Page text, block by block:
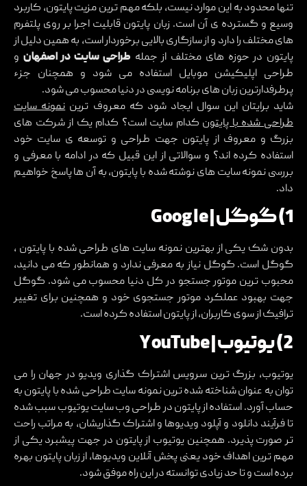
تنها محدود به این موارد نیست، بلکه مهم ترین مزیت پایتون، کاربرد
وسیع و گسترده ی آن است. زبان پایتون قابلیت اجرا بر روی پلتفرم
های مختلف را دارد و از سازگاری بالایی برخوردار است، به همین دلیل از
پایتون در حوزه های مختلف از جمله طراحی سایت در اصفهان و
طراحی اپلیکیشن موبایل استفاده می شود و همچنان جزء
پرطرفدارترین زبان های برنامه نویسی در دنیا محسوب می شود.
شاید برایتان این سوال ایجاد شود که معروف تریننمونه سایت
طراحی شده با پایتون کدام سایت است؟ کدام یک از شرکت های
بزرگ و معروف از پایتون جهت طراحی و توسعه ی سایت خود
استفاده کرده اند؟ و سوالاتی از این قبیل که در ادامه با معرفی و
بررسی نمونه سایت های نوشته شده با پایتون، به آن ها پاسخ خواهیم
داد.
1) گوگل | Google
بدون شک یکی از بهترین نمونه سایت های طراحی شده با پایتون ،
گوگل است. گوگل نیاز به معرفی ندارد و همانطور که می دانید،
محبوب ترین موتور جستجو در کل دنیا محسوب می شود. گوگل
جهت بهبود عملکرد موتور جستجوی خود و همچنین برای تغییر
ترافیک از سوی کاربران، از پایتون استفاده کرده است.
2) یوتیوب | YouTube
یوتیوب، بزرگ ترین سرویس اشتراک گذاری ویدیو در جهان را می
توان به عنوان شناخته شده ترین نمونه سایت طراحی شده با پایتون به
حساب آورد. استفاده از پایتون در طراحی وب سایت یوتیوب سبب شده
تا فرآیند دانلود و آپلود ویدیوها و اشتراک گذاریشان، به مراتب راحت
تر صورت پذیرد. همچنین یوتیوب از پایتون در جهت پیشبرد یکی از
مهم ترین اهداف خود یعنی پخش آنلاین ویدیوها، از زبان پایتون بهره
برده است و تا حد زیادی توانسته در این راه موفق شود.